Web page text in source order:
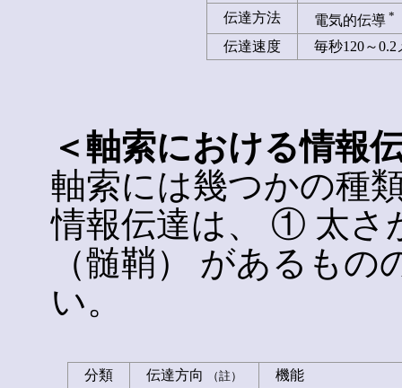
伝達方法
電気的伝導 *
伝達速度 毎秒120～0.2
＜軸索における情報
軸索には幾つかの種
情報伝達は、 ① 太さ
（髄鞘） があるも
い。
分類 伝達方向 （註）
機能